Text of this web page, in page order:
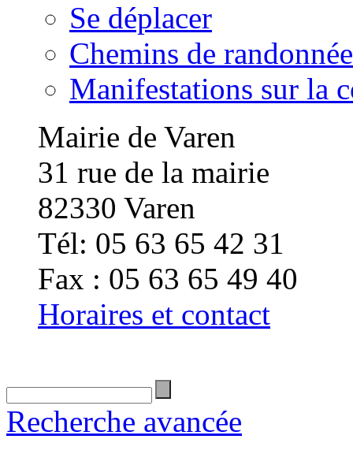
Se déplacer
Chemins de randonnée
Manifestations sur la
Mairie de Varen
31 rue de la mairie
82330 Varen
Tél: 05 63 65 42 31
Fax : 05 63 65 49 40
Horaires et contact
Recherche avancée